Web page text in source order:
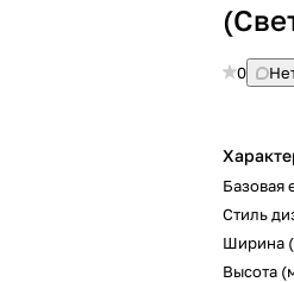
0
Базовая
Стиль
Ширина
Высота